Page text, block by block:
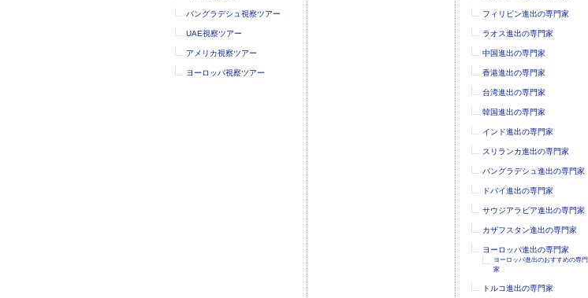
バングラデシュ視察ツアー
UAE視察ツアー
アメリカ視察ツアー
ヨーロッパ視察ツアー
フィリピン進出の専門家
ラオス進出の専門家
中国進出の専門家
香港進出の専門家
台湾進出の専門家
韓国進出の専門家
インド進出の専門家
スリランカ進出の専門家
バングラデシュ進出の専門家
ドバイ進出の専門家
サウジアラビア進出の専門家
カザフスタン進出の専門家
ヨーロッパ進出の専門家
ヨーロッパ進出のおすすめの専門
家
トルコ進出の専門家